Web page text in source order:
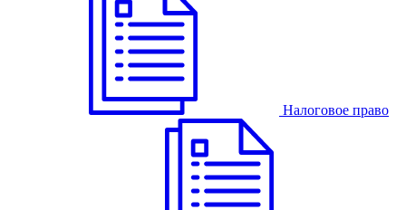
Налоговое право